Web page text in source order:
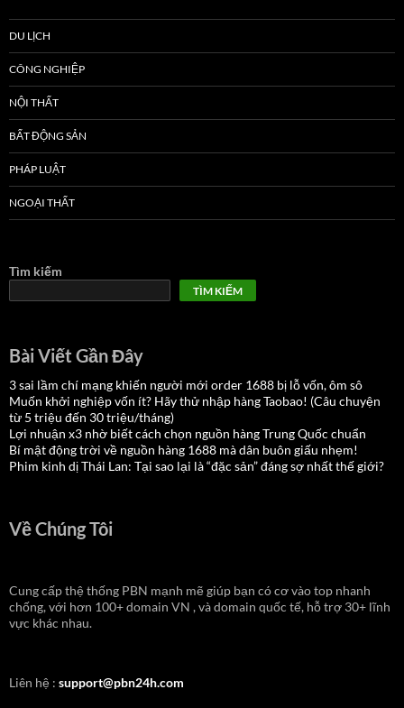
DU LỊCH
CÔNG NGHIỆP
NỘI THẤT
BẤT ĐỘNG SẢN
PHÁP LUẬT
NGOẠI THẤT
Tìm kiếm
TÌM KIẾM
Bài Viết Gần Đây
3 sai lầm chí mạng khiến người mới order 1688 bị lỗ vốn, ôm sô
Muốn khởi nghiệp vốn ít? Hãy thử nhập hàng Taobao! (Câu chuyện
từ 5 triệu đến 30 triệu/tháng)
Lợi nhuận x3 nhờ biết cách chọn nguồn hàng Trung Quốc chuẩn
Bí mật động trời về nguồn hàng 1688 mà dân buôn giấu nhẹm!
Phim kinh dị Thái Lan: Tại sao lại là “đặc sản” đáng sợ nhất thế giới?
Về Chúng Tôi
Cung cấp thệ thống PBN mạnh mẽ giúp bạn có cơ vào top nhanh
chống, với hơn 100+ domain VN , và domain quốc tế, hỗ trợ 30+ lĩnh
vực khác nhau.
Liên hệ : support@pbn24h.com